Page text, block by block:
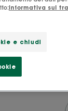
Informativa sul
e chiudi